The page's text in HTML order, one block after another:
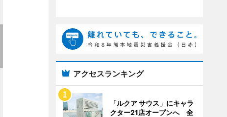
アクセスランキング
「ルクア サウス」にキャラ
クター21店オープンへ 全